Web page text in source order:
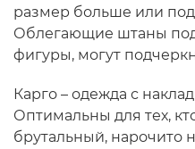
размер больше или
Облегающие штаны
фигуры, могут
Карго – одежда с
Оптимальны для тех,
брутальный, нарочито